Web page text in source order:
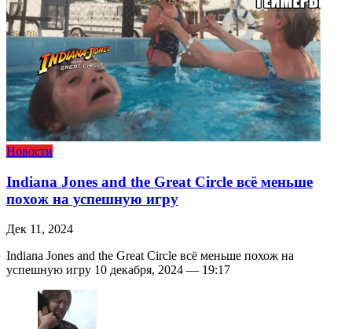
Новости
Indiana Jones and the Great Circle всё меньше
похож на успешную игру
Дек 11, 2024
Indiana Jones and the Great Circle всё меньше похож на
успешную игру 10 декабря, 2024 — 19:17